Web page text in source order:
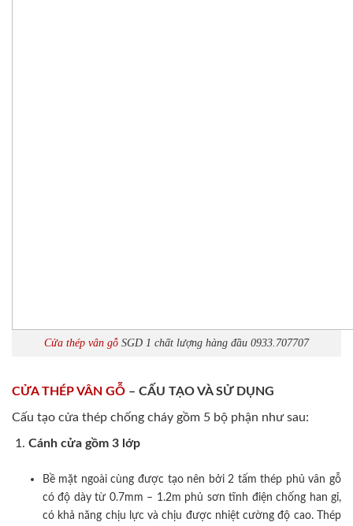
Cửa thép vân gỗ SGD 1 chất lượng hàng đầu 0933.707707
CỬA THÉP VÂN GỖ – CẤU TẠO VÀ SỬ DỤNG
Cấu tạo cửa thép chống cháy gồm 5 bộ phận như sau:
Cánh cửa gồm 3 lớp
Bề mặt ngoài cùng được tạo nên bởi 2 tấm thép phủ vân gỗ
có độ dày từ 0.7mm – 1.2m phủ sơn tĩnh điện chống han gỉ,
có khả năng chịu lực và chịu được nhiệt cường độ cao. Thép